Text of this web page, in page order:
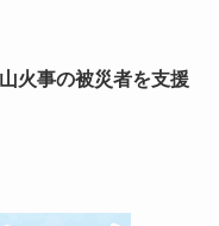
火事の被災者を支援